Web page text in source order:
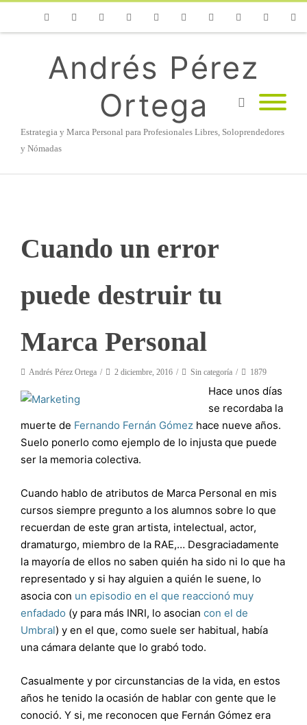
Andrés Pérez
Ortega
Estrategia y Marca Personal para Profesionales Libres, Soloprendedores
y Nómadas
Cuando un error
puede destruir tu
Marca Personal
Andrés Pérez Ortega 2 diciembre, 2016 Sin categoría 1879
Hace unos días
se recordaba la
muerte de Fernando Fernán Gómez hace nueve años.
Suelo ponerlo como ejemplo de lo injusta que puede
ser la memoria colectiva.
Cuando hablo de atributos de Marca Personal en mis
cursos siempre pregunto a los alumnos sobre lo que
recuerdan de este gran artista, intelectual, actor,
dramaturgo, miembro de la RAE,… Desgraciadamente
la mayoría de ellos no saben quién ha sido ni lo que ha
representado y si hay alguien a quién le suene, lo
asocia con un episodio en el que reaccionó muy
enfadado (y para más INRI, lo asocian con el de
Umbral) y en el que, como suele ser habitual, había
una cámara delante que lo grabó todo.
Casualmente y por circunstancias de la vida, en estos
años he tenido la ocasión de hablar con gente que le
conoció. Y si, me reconocen que Fernán Gómez era